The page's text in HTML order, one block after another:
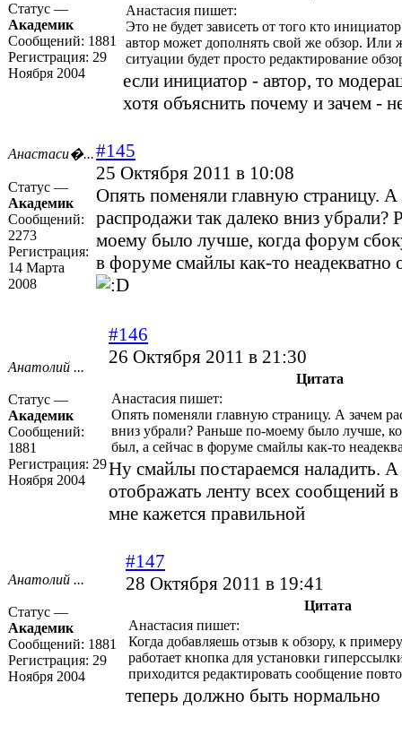
Статус —
Академик
Сообщений: 1881
Регистрация: 29
Ноября 2004
Анастасия пишет:
Это не будет зависеть от того кто
автор может дополнять свой же обзор. Или
ситуации будет просто редактирование
если инициатор - автор, то
хотя объяснить почему и зачем -
Анастаси�...
Статус —
Академик
Сообщений:
2273
Регистрация:
14 Марта
2008
#145
25 Октября 2011 в 10:08
Опять поменяли главную страницу. А
распродажи так далеко вниз убрали?
моему было лучше, когда форум
в форуме смайлы как-то
Анатолий ...
Статус —
Академик
Сообщений:
1881
Регистрация: 29
Ноября 2004
#146
26 Октября 2011 в 21:30
Цитата
Анастасия пишет:
Опять поменяли главную страницу. А зачем
вниз убрали? Раньше по-моему было лучше,
был, а сейчас в форуме смайлы как-то
Ну смайлы постараемся наладить. А
отображать ленту всех сообщений
мне кажется правильной
Анатолий ...
Статус —
Академик
Сообщений: 1881
Регистрация: 29
Ноября 2004
#147
28 Октября 2011 в 19:41
Цитата
Анастасия пишет:
Когда добавляешь отзыв к обзору, к
работает кнопка для установки
приходится редактировать сообщение
теперь должно быть нормально